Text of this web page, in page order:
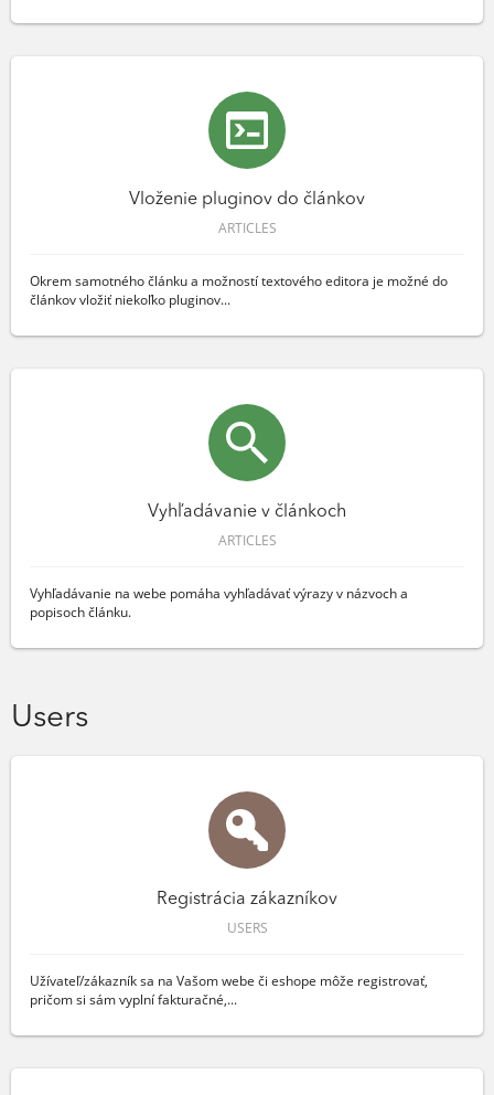
Vloženie pluginov do článkov
ARTICLES
Okrem samotného článku a možností textového editora je možné do
článkov vložiť niekoľko pluginov...
Vyhľadávanie v článkoch
ARTICLES
Vyhľadávanie na webe pomáha vyhľadávať výrazy v názvoch a
popisoch článku.
Users
Registrácia zákazníkov
USERS
Užívateľ/zákazník sa na Vašom webe či eshope môže registrovať,
pričom si sám vyplní fakturačné,...